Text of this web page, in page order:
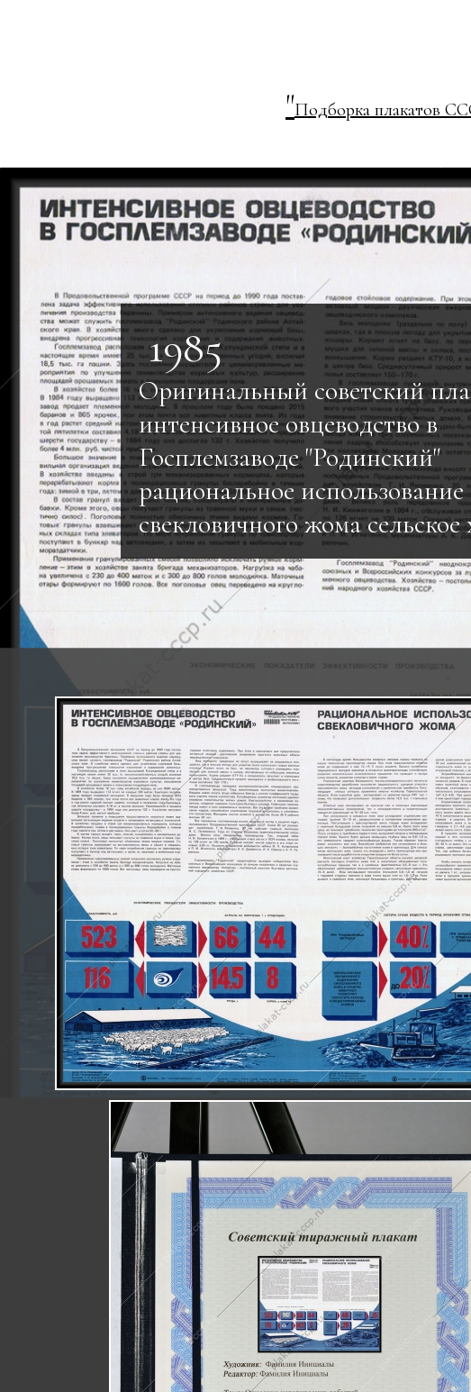
"Подборка плакатов
1985
Оригинальный советский
интенсивное овцеводство в
Госплемзаводе "Родинский"
рациональное использование
свекловичного жома сельское